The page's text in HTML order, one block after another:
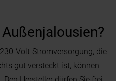
Volt-Stromversorgung, die
gut versteckt ist, können